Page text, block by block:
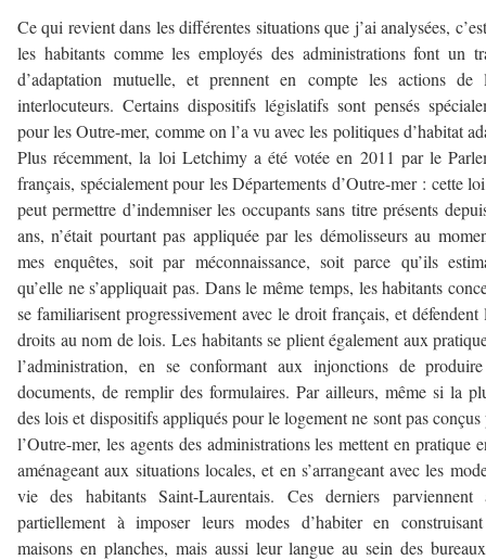
Ce qui revient dans les différentes situations que j’ai analysées,
les habitants comme les employés des administrations font un
d’adaptation mutuelle, et prennent en compte les actions de
interlocuteurs. Certains dispositifs législatifs sont pensés
pour les Outre-mer, comme on l’a vu avec les politiques d’habitat
Plus récemment, la loi Letchimy a été votée en 2011 par le
français, spécialement pour les Départements d’Outre-mer : cette
peut permettre d’indemniser les occupants sans titre présents
ans, n’était pourtant pas appliquée par les démolisseurs au
mes enquêtes, soit par méconnaissance, soit parce qu’ils
qu’elle ne s’appliquait pas. Dans le même temps, les habitants
se familiarisent progressivement avec le droit français, et défendent
droits au nom de lois. Les habitants se plient également aux
l’administration, en se conformant aux injonctions de
documents, de remplir des formulaires. Par ailleurs, même si la
des lois et dispositifs appliqués pour le logement ne sont pas conçus
l’Outre-mer, les agents des administrations les mettent en pratique
aménageant aux situations locales, et en s’arrangeant avec les
vie des habitants Saint-Laurentais. Ces derniers parviennent
partiellement à imposer leurs modes d’habiter en
maisons en planches, mais aussi leur langue au sein des